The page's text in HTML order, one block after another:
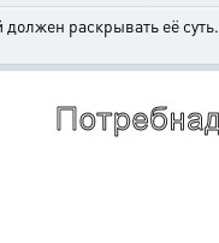
раскрывать её суть.